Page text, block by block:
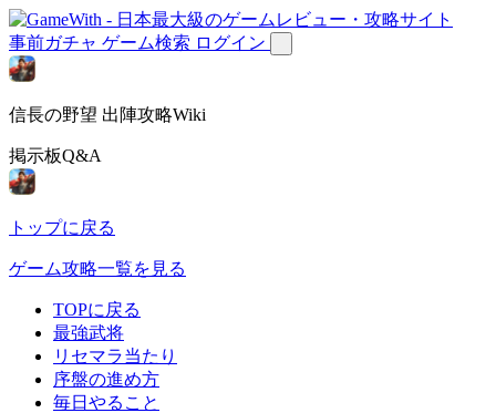
事前ガチャ ゲーム検索 ログイン
信長の野望 出陣攻略Wiki
掲示板Q&A
トップに戻る
ゲーム攻略一覧を見る
TOPに戻る
最強武将
リセマラ当たり
序盤の進め方
毎日やること